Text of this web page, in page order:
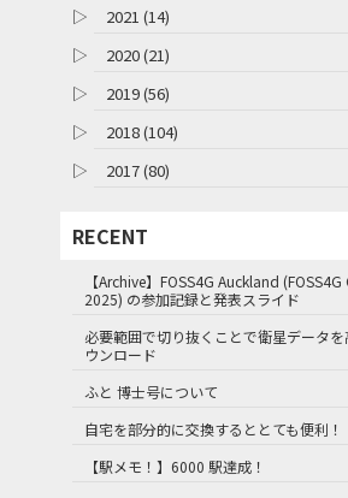
▷
2021 (14)
▷
2020 (21)
▷
2019 (56)
▷
2018 (104)
▷
2017 (80)
RECENT
【Archive】FOSS4G Auckland
2025) の参加記録と発表スライド
必要範囲で切り抜くことで衛星データ
ウンロード
ふと 博士号について
自宅を部分的に交換するととても便利！
【駅メモ！】6000 駅達成！